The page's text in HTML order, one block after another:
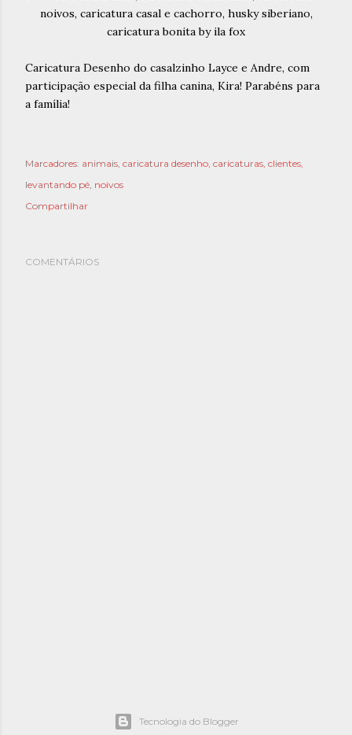
Caricatura Desenho do casalzinho Layce e Andre, com
participação especial da filha canina, Kira! Parabéns para
a família!
Marcadores: animais caricatura desenho caricaturas clientes
levantando pé noivos
Compartilhar
COMENTÁRIOS
Tecnologia do Blogger